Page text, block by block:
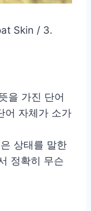
Skin / 3.
을 가진 단어
어 자체가 소가
상태를 말한
정확히 무슨